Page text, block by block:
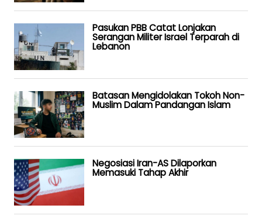
Pasukan PBB Catat Lonjakan
Serangan Militer Israel Terparah di
Lebanon
Batasan Mengidolakan Tokoh Non-
Muslim Dalam Pandangan Islam
Negosiasi Iran-AS Dilaporkan
Memasuki Tahap Akhir